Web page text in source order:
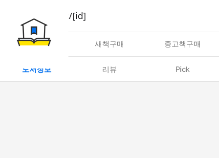
book/rent/[id]
대여 새책구매 중고책구매
도서정보 리뷰 Pick